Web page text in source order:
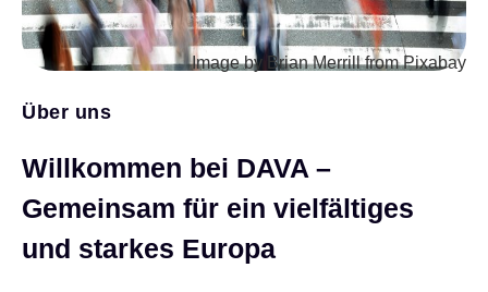
Über uns
Willkommen bei DAVA –
Gemeinsam für ein vielfältiges
und starkes Europa
Image by Brian Merrill from Pixabay